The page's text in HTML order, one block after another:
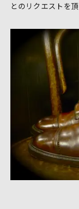
とのリクエストを頂